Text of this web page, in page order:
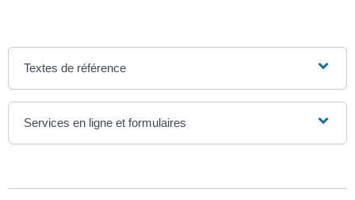
Textes de référence
Services en ligne et formulaires